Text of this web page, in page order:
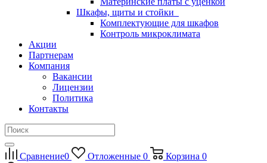
Шкафы, щиты и стойки
Комплектующие для шкафов
Контроль микроклимата
Акции
Партнерам
Компания
Вакансии
Лицензии
Политика
Контакты
Сравнение0 Отложенные 0 Корзина 0